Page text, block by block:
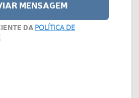
MENSAGEM
DA POLÍTICA DE